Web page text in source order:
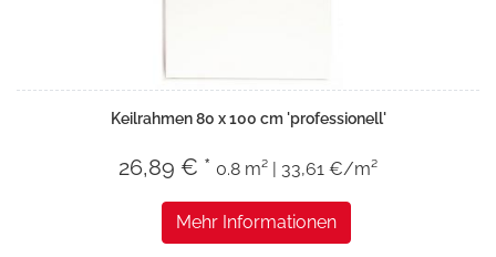
Keilrahmen 80 x 100 cm 'professionell'
26,89 € * 0.8 m² | 33,61 €/m²
Mehr Informationen